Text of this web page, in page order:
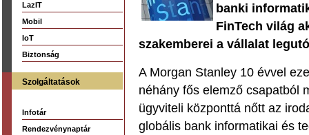
LazIT
Mobil
IoT
Biztonság
Szolgáltatások
Infotár
Rendezvénynaptár
banki
FinTech világ
szakemberei a vállalat
A Morgan Stanley 10 évvel
néhány fős elemző csapatból
ügyviteli központtá nőtt az
globális bank informatikai és